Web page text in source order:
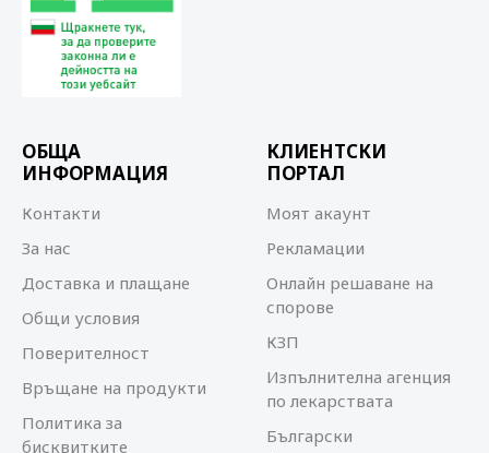
ОБЩА
ИНФОРМАЦИЯ
Контакти
За нас
Доставка и плащане
Общи условия
Поверителност
Връщане на продукти
Политика за
бисквитките
КЛИЕНТСКИ
ПОРТАЛ
Моят акаунт
Рекламации
Онлайн решаване на
спорове
КЗП
Изпълнителна агенция
по лекарствата
Български